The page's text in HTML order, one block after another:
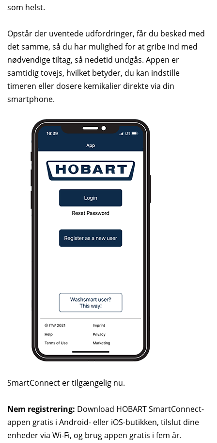
som helst.
Opstår der uventede udfordringer, får du besked med
det samme, så du har mulighed for at gribe ind med
nødvendige tiltag, så nedetid undgås. Appen er
samtidig tovejs, hvilket betyder, du kan indstille
timeren eller dosere kemikalier direkte via din
smartphone.
SmartConnect er tilgængelig nu.
Nem registrering: Download HOBART SmartConnect-
appen gratis i Android- eller iOS-butikken, tilslut dine
enheder via Wi-Fi, og brug appen gratis i fem år.